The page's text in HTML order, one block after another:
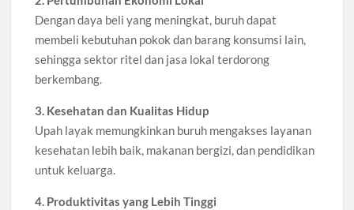
Dengan daya beli yang meningkat, buruh dapat
membeli kebutuhan pokok dan barang konsumsi lain,
sehingga sektor ritel dan jasa lokal terdorong
berkembang.
3. Kesehatan dan Kualitas Hidup
Upah layak memungkinkan buruh mengakses layanan
kesehatan lebih baik, makanan bergizi, dan pendidikan
untuk keluarga.
4. Produktivitas yang Lebih Tinggi